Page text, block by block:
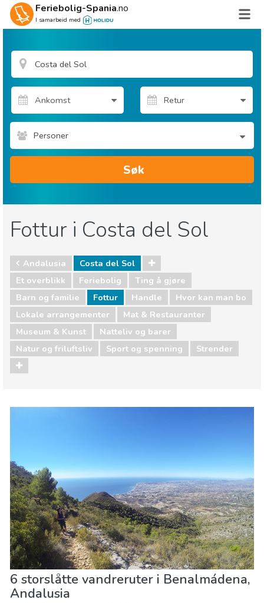
Feriebolig-Spania.no
I samarbeid med
Personer
Søk
Fottur i Costa del Sol
Andalusia
Costa del Sol
Et overblikk
Feriebolig
Ting å gjøre
Barn og familie
Fottur Handle
Hvor kan man bo
Lokale arrangementer
Mat & Restauranter
Museum & Kunst
Natteliv og barer
Natur og friluftsliv
Sport og spenning Strender
Natur og friluftsliv
Sport og spenning Strender
6 storslåtte vandreruter i Benalmádena,
Andalusia